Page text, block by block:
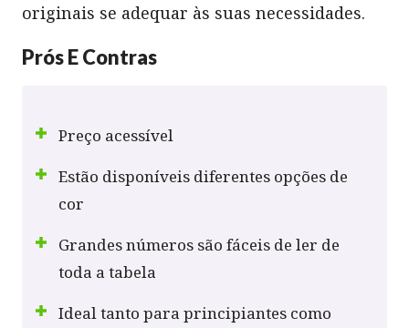
originais se adequar às suas necessidades.
Prós E Contras
Preço acessível
Estão disponíveis diferentes opções de
cor
Grandes números são fáceis de ler de
toda a tabela
Ideal tanto para principiantes como